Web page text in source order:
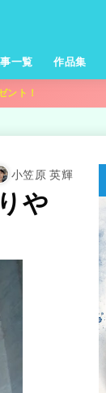
一覧 作品集
ント！
小笠原 英輝
や